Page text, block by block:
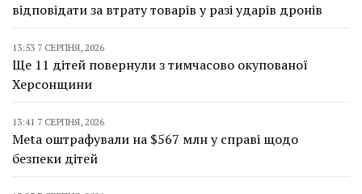
відповідати за втрату товарів у разі ударів дронів
13:53 7 СЕРПНЯ, 2026
Ще 11 дітей повернули з тимчасово окупованої
Херсонщини
13:41 7 СЕРПНЯ, 2026
Meta оштрафували на $567 млн у справі щодо
безпеки дітей